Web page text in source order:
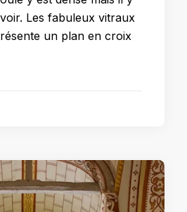
Les fabuleux vitraux
un plan en croix